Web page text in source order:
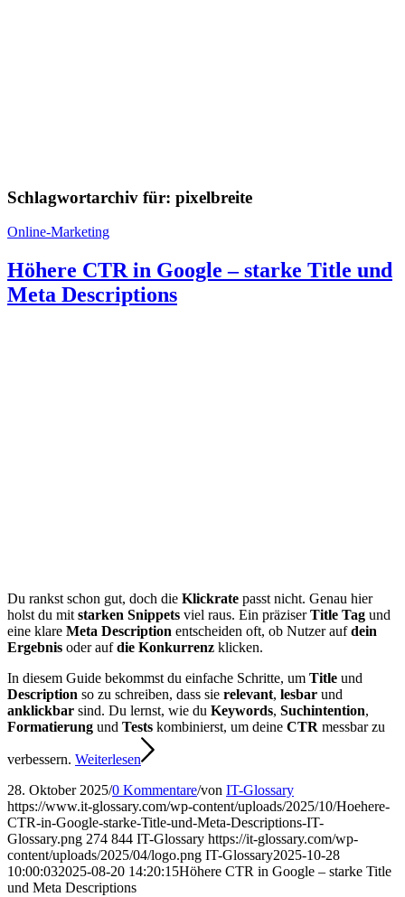
Schlagwortarchiv für: pixelbreite
Online-Marketing
Höhere CTR in Google – starke Title und
Meta Descriptions
Du rankst schon gut, doch die Klickrate passt nicht. Genau hier
holst du mit starken Snippets viel raus. Ein präziserTitle Tag und
eine klare Meta Description entscheiden oft, ob Nutzer aufdein
Ergebnis oder aufdie Konkurrenz klicken.
In diesem Guide bekommst du einfache Schritte, um Title und
Description so zu schreiben, dass sie relevant, lesbar und
anklickbar sind. Du lernst, wie du Keywords, Suchintention,
Formatierung und Tests kombinierst, um deine CTR messbar zu
verbessern. Weiterlesen
28. Oktober 2025/0 Kommentare/von IT-Glossary
https://www.it-glossary.com/wp-content/uploads/2025/10/Hoehere-
CTR-in-Google-starke-Title-und-Meta-Descriptions-IT-
Glossary.png 274 844 IT-Glossary https://it-glossary.com/wp-
content/uploads/2025/04/logo.png IT-Glossary2025-10-28
10:00:032025-08-20 14:20:15Höhere CTR in Google – starke Title
und Meta Descriptions